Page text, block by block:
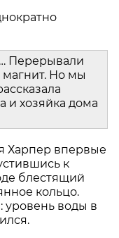
Перерывали
Но мы
и хозяйка дома
Харпер впервые
к
блестящий
кольцо.
уровень воды в